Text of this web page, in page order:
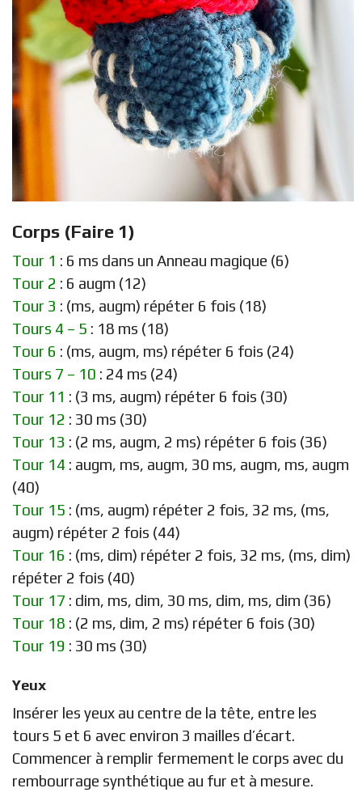
Corps (Faire 1)
Tour 1 : 6 ms dans un Anneau magique (6)
Tour 2 : 6 augm (12)
Tour 3 : (ms, augm) répéter 6 fois (18)
Tours 4 – 5 : 18 ms (18)
Tour 6 : (ms, augm, ms) répéter 6 fois (24)
Tours 7 – 10 : 24 ms (24)
Tour 11 : (3 ms, augm) répéter 6 fois (30)
Tour 12 : 30 ms (30)
Tour 13 : (2 ms, augm, 2 ms) répéter 6 fois (36)
Tour 14 : augm, ms, augm, 30 ms, augm, ms, augm
(40)
Tour 15 : (ms, augm) répéter 2 fois, 32 ms, (ms,
augm) répéter 2 fois (44)
Tour 16 : (ms, dim) répéter 2 fois, 32 ms, (ms, dim)
répéter 2 fois (40)
Tour 17 : dim, ms, dim, 30 ms, dim, ms, dim (36)
Tour 18 : (2 ms, dim, 2 ms) répéter 6 fois (30)
Tour 19 : 30 ms (30)
Yeux
Insérer les yeux au centre de la tête, entre les
tours 5 et 6 avec environ 3 mailles d’écart.
Commencer à remplir fermement le corps avec du
rembourrage synthétique au fur et à mesure.